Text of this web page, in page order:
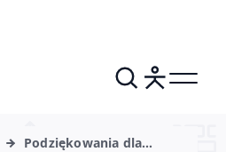
Podziękowania dla